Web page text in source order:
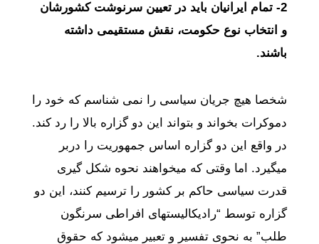
2- تمام ایرانیان باید در تعیین سرنوشت کشورشان
و انتخاب نوع حکومت، نقش مستقیمی داشته
باشند.
شخصا هیچ جریان سیاسی را نمی شناسم که خود را
دموکرات بخواند و بتواند این دو گزاره بالا را رد کند.
در واقع این دو گزاره اساس جمهوریت را دربر
میگیرد. اما وقتی که میخواهند نحوه شکل گیری
قدرت سیاسی حاکم بر کشور را ترسیم کنند، این دو
گزاره توسط “رادیکالیستهای افراطی سرنگون
طلب” به نحوی تفسیر و تعبیر میشود که حقوق